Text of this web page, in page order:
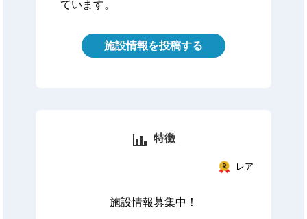
ています。
施設情報を投稿する
特徴
レア
施設情報募集中！